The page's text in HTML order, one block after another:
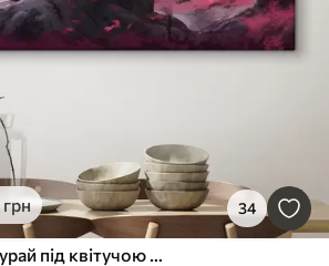
грн 34
Намальований самурай під квітучою сакурою